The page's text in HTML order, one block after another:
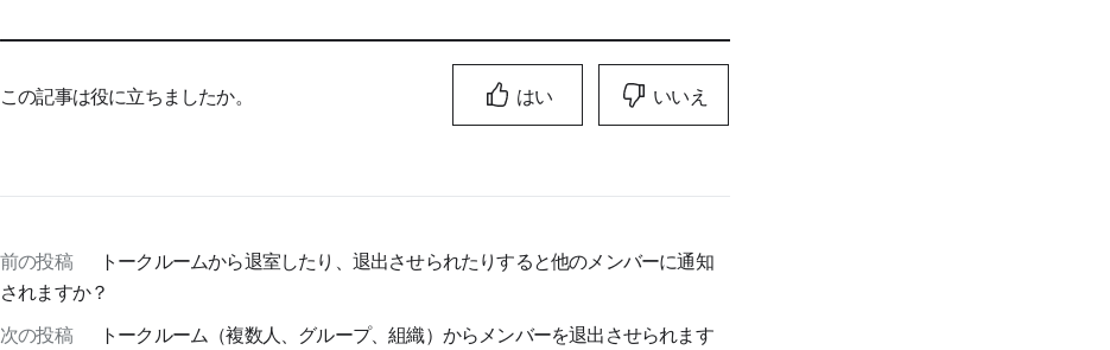
この記事は役に立ちましたか。 はい いいえ
前の投稿
トークルームから退室したり、退出させられたりすると他のメンバーに通知
されますか？
次の投稿
トークルーム（複数人、グループ、組織）からメンバーを退出させられます